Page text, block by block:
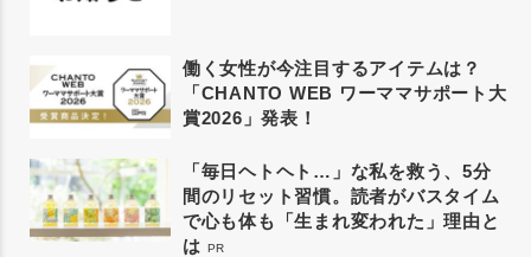
働く女性が今注目するアイテムは？
「CHANTO WEB ワーママサポート大
賞2026」発表！
「毎日ヘトヘト…」な私を救う、5分
間のリセット習慣。読者がバスタイム
で心も体も「生まれ変われた」理由と
は PR